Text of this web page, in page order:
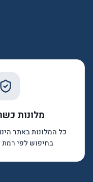
מלונות
כל המלונות באתר
בחיפוש לפי